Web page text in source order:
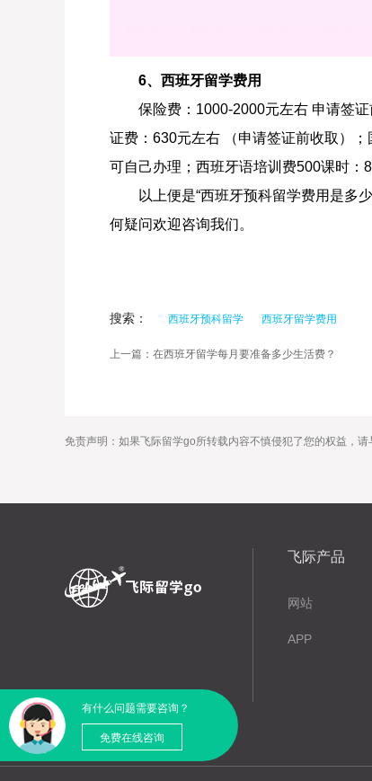
6、西班牙留学费用
保险费：1000-2000元左右 申请签证
证费：630元左右 （申请签证前收取）
可自己办理；西班牙语培训费500课时：
以上便是“西班牙预科留学费用是多少
何疑问欢迎咨询我们。
搜索： 西班牙预科留学 西班牙留学费用
上一篇：在西班牙留学每月要准备多少生活费？
免责声明：如果飞际留学go所转载内容不慎侵犯了您的权益，
有什么问题需要咨询？
免费在线咨询
飞际产品
网站
APP